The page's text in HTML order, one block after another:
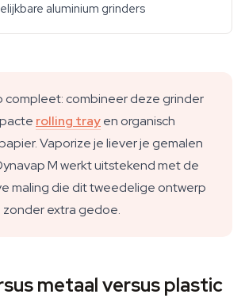
aluminium grinders
compleet: combineer deze grinder
rolling trayen organisch
Vaporize je liever je gemalen
M werkt uitstekend met de
maling die dit tweedelige ontwerp
extra gedoe.
metaal versus plastic